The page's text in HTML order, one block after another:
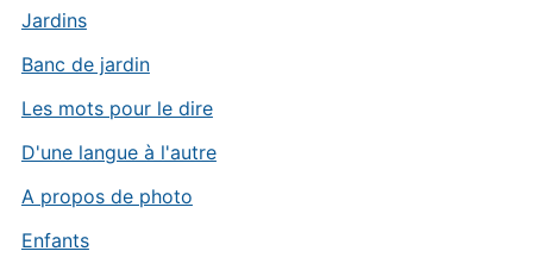
Jardins
Banc de jardin
Les mots pour le dire
D'une langue à l'autre
A propos de photo
Enfants